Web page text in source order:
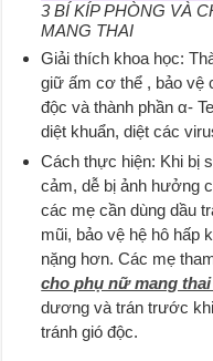
3 BÍ KÍP PHÒNG VÀ
MANG THAI
Giải thích khoa học:
giữ ấm cơ thể , bảo vệ
độc và thành phần α-
diệt khuẩn, diệt các
Cách thực hiện: Khi bị
cảm, dễ bị ảnh hưởng
các mẹ cần dùng dầu
mũi, bảo vệ hệ hô hấp
nặng hơn. Các mẹ
cho phụ nữ mang thai
dương và trán trước
tránh gió độc.